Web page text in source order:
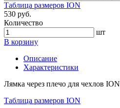
Таблица размеров ION
530 руб.
Количество
шт
В корзину
Описание
Характеристики
Лямка через плечо для чехлов ION
Таблица размеров ION